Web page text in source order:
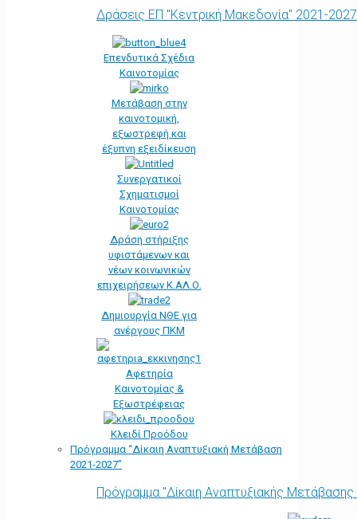
Δράσεις ΕΠ "Κεντρική Μακεδονία" 2021-2027
Επενδυτικά Σχέδια
Καινοτομίας
Μετάβαση στην
καινοτομική,
εξωστρεφή και
έξυπνη εξειδίκευση
Συνεργατικοί
Σχηματισμοί
Καινοτομίας
Δράση στήριξης
υφιστάμενων και
νέων κοινωνικών
επιχειρήσεων Κ.ΑΛ.Ο.
Δημιουργία ΝΘΕ για
ανέργους ΠΚΜ
Αφετηρία
Kαινοτομίας &
Εξωστρέφειας
Κλειδί Προόδου
Πρόγραμμα “Δίκαιη Αναπτυξιακή Μετάβαση
2021-2027”
Πρόγραμμα "Δίκαιη Αναπτυξιακής